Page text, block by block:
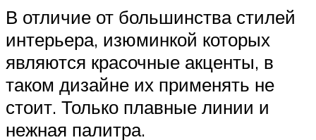
В отличие от большинства стилей
интерьера, изюминкой которых
являются красочные акценты, в
таком дизайне их применять не
стоит. Только плавные линии и
нежная палитра.